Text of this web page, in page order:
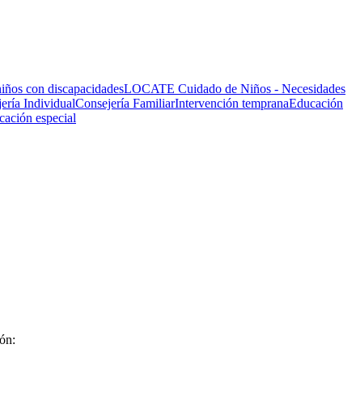
con discapacidadesLOCATE Cuidado de Niños - Necesidades
IndividualConsejería FamiliarIntervención tempranaEducación
especial